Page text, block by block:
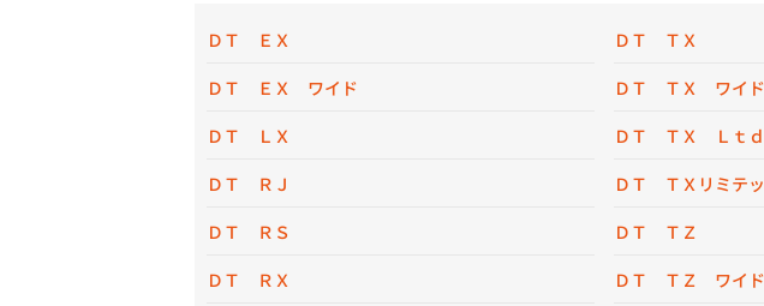
ＤＴ ＥＸ
ＤＴ ＥＸ ワイド
ＤＴ ＬＸ
ＤＴ ＲＪ
ＤＴ ＲＳ
ＤＴ ＲＸ
ＤＴ ＴＸ
ＤＴ ＴＸ ワイド
ＤＴ ＴＸ Ｌｔｄ
ＤＴ ＴＸリミテ
ＤＴ ＴＺ
ＤＴ ＴＺ ワイド